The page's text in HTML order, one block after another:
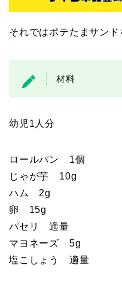
それではポテたまサンド
材料
幼児1人分
ロールパン 1個
じゃが芋 10g
ハム 2g
卵 15g
パセリ 適量
マヨネーズ 5g
塩こしょう 適量